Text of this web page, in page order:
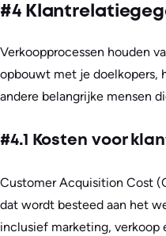
#4
Verkoopprocessen houden
opbouwt met je doelkopers,
andere belangrijke mensen
#4.1 Kosten voor
Customer Acquisition Cost
dat wordt besteed aan het
inclusief marketing, verkoop